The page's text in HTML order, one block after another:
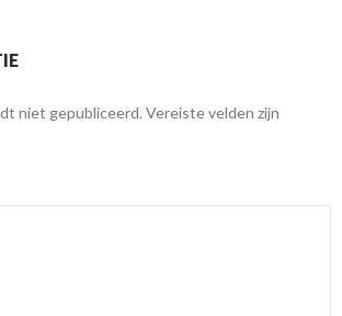
niet gepubliceerd. Vereiste velden zijn